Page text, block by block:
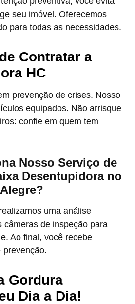
seu imóvel. Oferecemos
para todas as necessidades.
Contratar a
HC
prevenção de crises. Nosso
equipados. Não arrisque
confie em quem tem
Nosso Serviço de
Desentupidora no
uma análise
câmeras de inspeção para
Ao final, você recebe
prevenção.
Gordura
Dia a Dia!